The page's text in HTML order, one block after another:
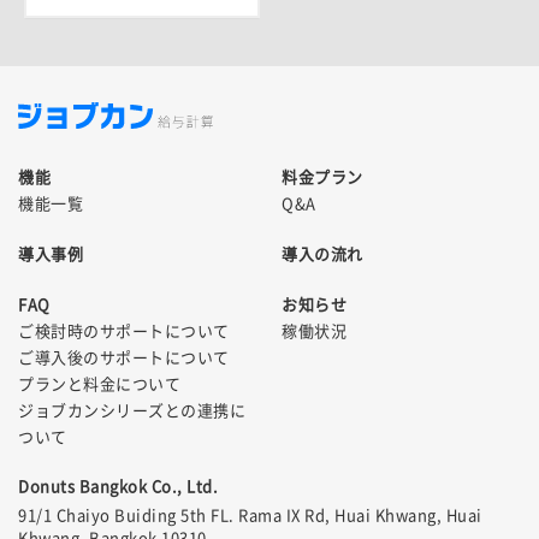
機能
機能一覧
料金プラン
Q&A
導入事例 導入の流れ
FAQ
ご検討時のサポートについて
ご導入後のサポートについて
プランと料金について
ジョブカンシリーズとの連携に
ついて
お知らせ
稼働状況
Donuts Bangkok Co., Ltd.
91/1 Chaiyo Buiding 5th FL. Rama IX Rd, Huai Khwang, Huai